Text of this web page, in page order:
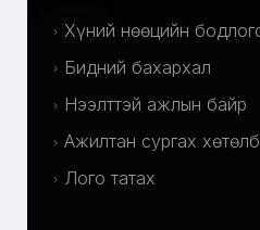
Хүний нөөцийн
Бидний бахархал
Нээлттэй ажлын байр
Ажилтан сургах
Лого татах